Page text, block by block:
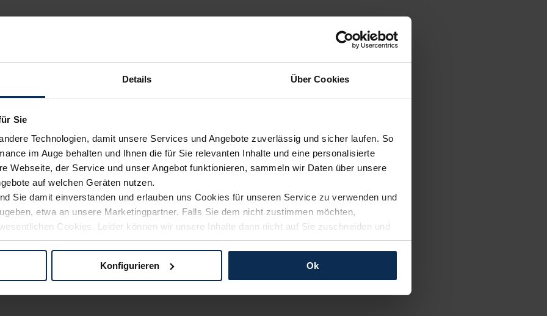
Details Über Cookies
Sie
Technologien, damit unsere Services und Angebote zuverlässig und sicher laufen. So
im Auge behalten und Ihnen die für Sie relevanten Inhalte und eine personalisierte
Webseite, der Service und unser Angebot funktionieren, sammeln wir Daten über unsere
auf welchen Geräten nutzen.
Sie damit einverstanden und erlauben uns Cookies für unseren Service zu verwenden und
etwa an unsere Marketingpartner. Falls Sie dem nicht zustimmen möchten,
Cookies. Leider können wir unsere Inhalte dann nicht auf Sie zuschneiden und
Weg zu Ihrem Neuwagen unterstützen. Sie können die Einstellungen jederzeit anpassen
Konfigurieren Ok